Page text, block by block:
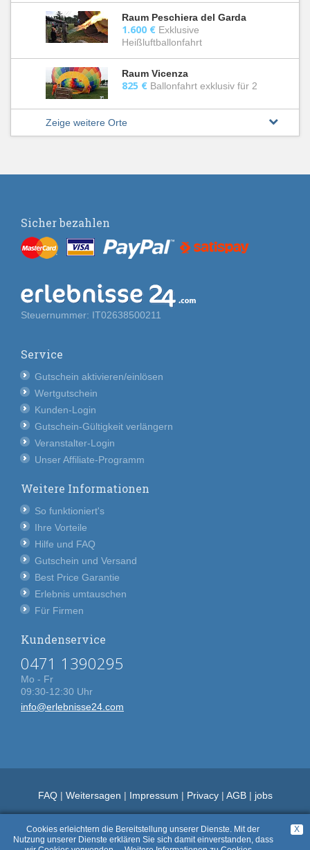
Raum Peschiera del Garda
1.600 € Exklusive
Heißluftballonfahrt
Raum Vicenza
825 € Ballonfahrt exklusiv für 2
Zeige weitere Orte
Sicher bezahlen
Steuernummer: IT02638500211
Service
Gutschein aktivieren/einlösen
Wertgutschein
Kunden-Login
Gutschein-Gültigkeit verlängern
Veranstalter-Login
Unser Affiliate-Programm
Weitere Informationen
So funktioniert's
Ihre Vorteile
Hilfe und FAQ
Gutschein und Versand
Best Price Garantie
Erlebnis umtauschen
Für Firmen
Kundenservice
0471 1390295
Mo - Fr
09:30-12:30 Uhr
info@erlebnisse24.com
FAQ| Weitersagen | Impressum | Privacy| AGB| jobs
X
Cookies erleichtern die Bereitstellung unserer Dienste. Mit der
Nutzung unserer Dienste erklären Sie sich damit einverstanden, dass